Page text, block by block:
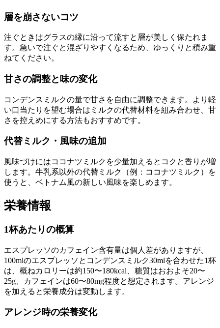
層を崩さないコツ
注ぐときはグラスの縁に沿って流すと層が美しく保たれま
す。急いで注ぐと混ざりやすくなるため、ゆっくりと積み重
ねてください。
甘さの調整と味の変化
コンデンスミルクの量で甘さを自由に調整できます。より軽
い口当たりを望む場合はミルクの代替材料を組み合わせ、甘
さを控えめにする方法もおすすめです。
代替ミルク・風味の追加
風味づけにはココナツミルクを少量加えるとコクと香りが増
します。牛乳系以外の代替ミルク（例：ココナツミルク）を
使うと、ベトナム風の新しい風味を楽しめます。
栄養情報
1杯あたりの概算
エスプレッソのカフェイン含有量は個人差がありますが、
100mlのエスプレッソとコンデンスミルク30mlを合わせた1杯
は、概ねカロリーは約150〜180kcal、糖質はおおよそ20〜
25g、カフェインは60〜80mg程度と想定されます。アレンジ
を加えると栄養成分は変動します。
アレンジ時の栄養変化